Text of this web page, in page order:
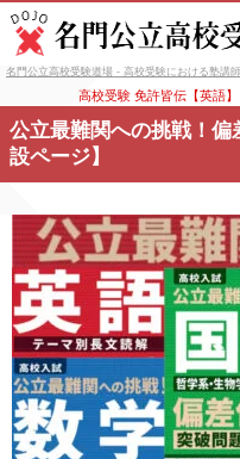
名門公立高校受験道場 - 高校受験における塾講
高校受験 免許皆伝【英語】
公立最難関への挑戦！
設ページ】